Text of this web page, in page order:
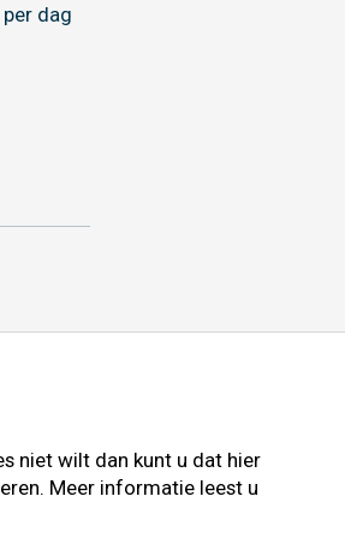
dag
niet wilt dan kunt u dat hier
Meer informatie leest u